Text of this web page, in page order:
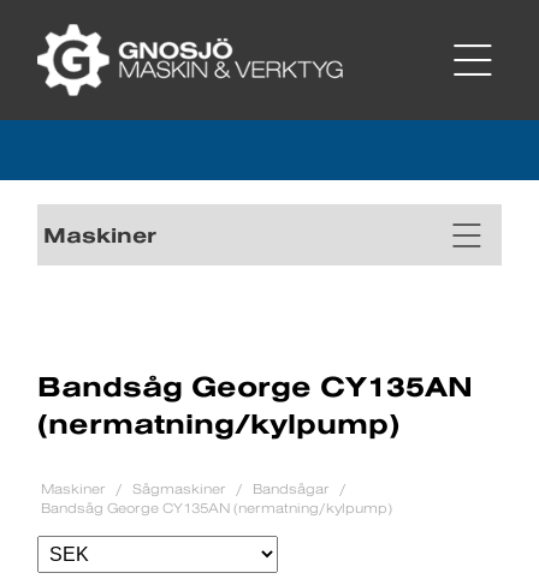
Maskiner
Bandsåg George CY135AN
(nermatning/kylpump)
Maskiner Sågmaskiner
Bandsågar
Bandsåg George CY135AN (nermatning/kylpump)